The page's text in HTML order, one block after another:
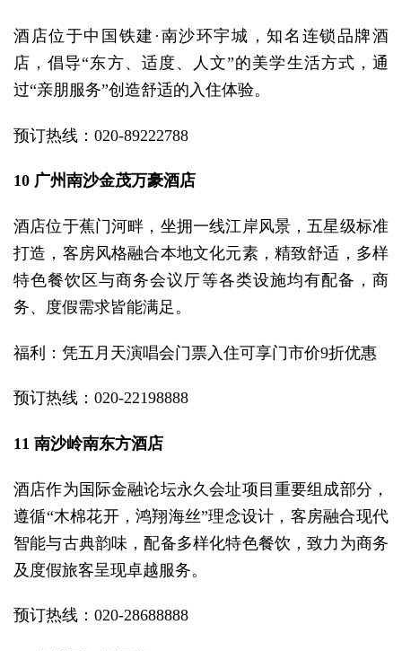
酒店位于中国铁建·南沙环宇城，知名连锁品牌酒
店，倡导“东方、适度、人文”的美学生活方式，通
过“亲朋服务”创造舒适的入住体验。
预订热线：020-89222788
10 广州南沙金茂万豪酒店
酒店位于蕉门河畔，坐拥一线江岸风景，五星级标准
打造，客房风格融合本地文化元素，精致舒适，多样
特色餐饮区与商务会议厅等各类设施均有配备，商
务、度假需求皆能满足。
福利：凭五月天演唱会门票入住可享门市价9折优惠
预订热线：020-22198888
11 南沙岭南东方酒店
酒店作为国际金融论坛永久会址项目重要组成部分，
遵循“木棉花开，鸿翔海丝”理念设计，客房融合现代
智能与古典韵味，配备多样化特色餐饮，致力为商务
及度假旅客呈现卓越服务。
预订热线：020-28688888